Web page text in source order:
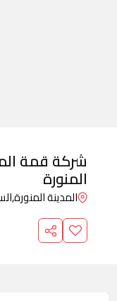
شركة قمة
المنورة
المدينة المنورة,